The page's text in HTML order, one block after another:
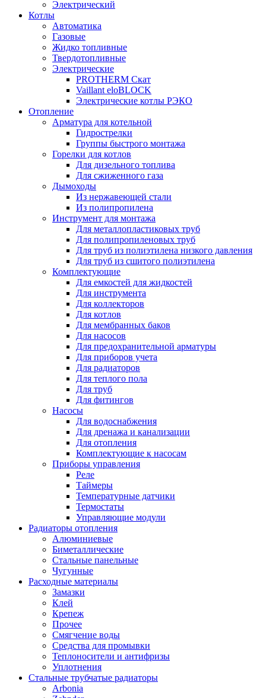
Электрический
Котлы
Автоматика
Газовые
Жидко топливные
Твердотопливные
Электрические
PROTHERM Скат
Vaillant eloBLOCK
Электрические котлы РЭКО
Отопление
Арматура для котельной
Гидрострелки
Группы быстрого монтажа
Горелки для котлов
Для дизельного топлива
Для сжиженного газа
Дымоходы
Из нержавеющей стали
Из полипропилена
Инструмент для монтажа
Для металлопластиковых труб
Для полипропиленовых труб
Для труб из полиэтилена низкого давления
Для труб из сшитого полиэтилена
Комплектующие
Для емкостей для жидкостей
Для инструмента
Для коллекторов
Для котлов
Для мембранных баков
Для насосов
Для предохранительной арматуры
Для приборов учета
Для радиаторов
Для теплого пола
Для труб
Для фитингов
Насосы
Для водоснабжения
Для дренажа и канализации
Для отопления
Комплектующие к насосам
Приборы управления
Реле
Таймеры
Температурные датчики
Термостаты
Управляющие модули
Радиаторы отопления
Алюминиевые
Биметаллические
Стальные панельные
Чугунные
Расходные материалы
Замазки
Клей
Крепеж
Прочее
Смягчение воды
Средства для промывки
Теплоносители и антифризы
Уплотнения
Стальные трубчатые радиаторы
Arbonia